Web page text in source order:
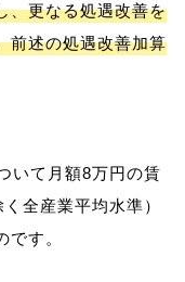
、更なる処遇改善を
前述の処遇改善加算
いて月額8万円の賃
全産業平均水準）